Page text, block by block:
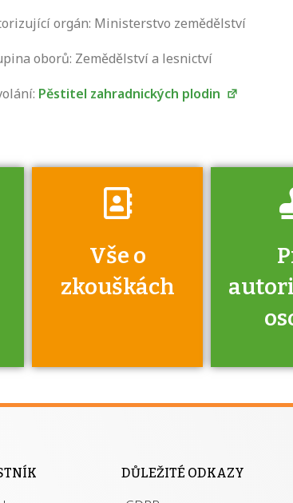
orgán: Ministerstvo zemědělství
oborů: Zemědělství a lesnictví
Pěstitel zahradnických plodin
Vše o
zkouškách
Zjistěte, jak se
zkoušce a kde
o tom, kdo vás
výhody
DŮLEŽITÉ ODKAZY